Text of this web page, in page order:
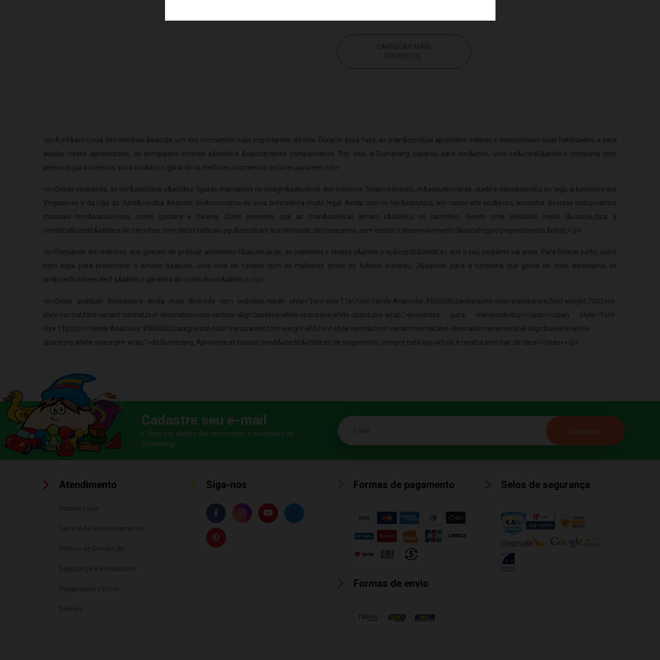
<p>A inf&acirc;ncia dos meninos &eacute; um dos momentos mais importantes da vida. Durante essa fase, as crian&ccedil;as aprendem valores e desenvolvem suas habilidades, e para
auxiliar nesse aprendizado, os brinquedos infantis s&atilde;o &oacute;timos companheiros. Por isso, a Bumerang separou para voc&ecirc; uma se&ccedil;&atilde;o completa com
presente para meninos, para voc&ecirc; garantir os melhores momentos de lazer para eles.</p>
<p>Desde pequenos, os her&oacute;is s&atilde;o figuras marcantes no imagin&aacute;rio dos meninos. Sejam bonecos, m&aacute;scaras, quebra-cabe&ccedil;a ou lego, a turminha dos
Vingadores e da Liga da Justi&ccedil;a &eacute; sin&ocirc;nimo de uma brincadeira muito legal. Ainda com os her&oacute;is, em nosso site voc&ecirc; encontra diversos instrumentos
musicais tem&aacute;ticos, como guitarra e bateria. Outro presente que as crian&ccedil;as amam s&atilde;o os carrinhos. Sendo uma atividade muito l&uacute;dica, a
combina&ccedil;&atilde;o de carrinhos com pistas radicais agu&ccedil;am a criatividade dos pequenos, sem contar o desenvolvimento l&oacute;gico proporcionado.&nbsp;</p>
<p>Pensando em meninos que gostam de praticar atividades f&iacute;sicas, os patinetes e skates s&atilde;o op&ccedil;&otilde;es que o seu pequeno vai amar. Para brincar junto, outro
item legal para presentear o amado &eacute; uma bola de futebol com os melhores times do futebol europeu. J&aacute; para a turminha que gosta de mais adrenalina, os
lan&ccedil;adores Nerf s&atilde;o garantia de muita divers&atilde;o.</p>
<p>Deixe qualquer brincadeira ainda mais divertida com os&nbsp;<span style="font-size:11pt;font-family:Arial;color:#000000;background-color:transparent;font-weight:700;font-
style:normal;font-variant:normal;text-decoration:none;vertical-align:baseline;white-space:pre;white-space:pre-wrap;">presentes para meninos&nbsp;</span><span style="font-
size:11pt;font-family:Arial;color:#000000;background-color:transparent;font-weight:400;font-style:normal;font-variant:normal;text-decoration:none;vertical-align:baseline;white-
space:pre;white-space:pre-wrap;">da Bumerang. Aproveite as nossas condi&ccedil;&otilde;es de pagamento, compre pela loja virtual, e receba sem sair de casa!</span></p>
Cadastre seu e-mail
E fique por dentro das promoções e novidades da
Bumerang!
E-mail
Atendimento Siga-nos Formas de pagamento
Formas de envio
Selos de segurança